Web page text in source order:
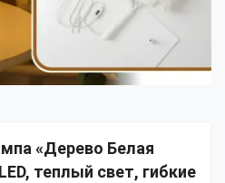
«Дерево Белая
теплый свет, гибкие